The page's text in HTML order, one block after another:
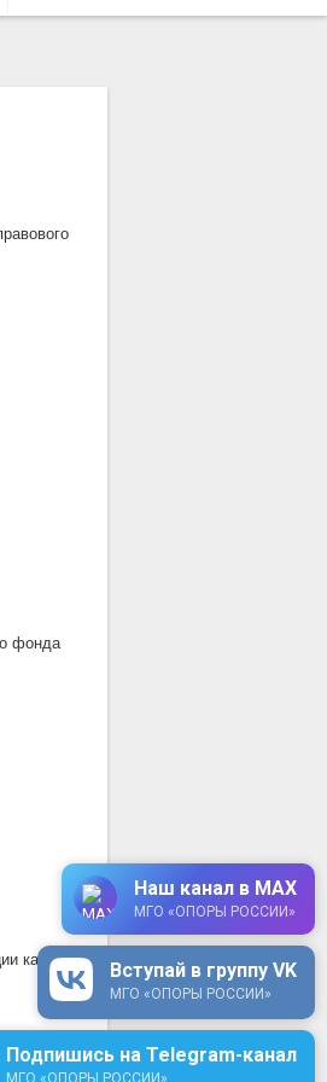
фонда
как
Подпишись на Telegram-канал
МГО «ОПОРЫ РОССИИ»
Вступай в группу VK
МГО «ОПОРЫ РОССИИ»
Наш канал в MAX
МГО «ОПОРЫ РОССИИ»